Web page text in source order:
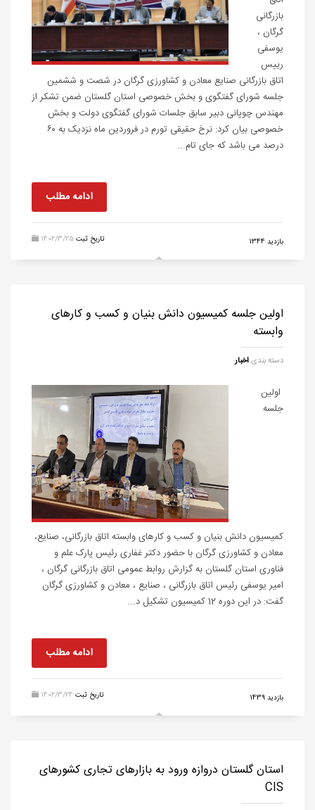
بازرگانی
گرگان ،
یوسفی
رییس
اتاق بازرگانی صنایع معادن و کشاورزی گرگان در شصت و ششمین
جلسه شورای گفتگوی و بخش خصوصی استان گلستان ضمن تشکر از
مهندس چوپانی دبیر سابق جلسات شورای گفتگوی دولت و بخش
خصوصی بیان کرد: نرخ حقیقی تورم در فروردین ماه نزدیک به ۶۰
درصد می باشد که جای تام...
ادامه مطلب
1402/3/25تاریخ ثبت بازدید 1344
اولین جلسه کمیسیون دانش بنیان و کسب و کارهای
وابسته
دسته بندیاخبار
اولین
جلسه
کمیسیون دانش بنیان و کسب و کارهای وابسته اتاق بازرگانی، صنایع،
معادن و کشاورزی گرگان با حضور دکتر غفاری رئیس پارک علم و
فناوری استان گلستان به گزارش روابط عمومی اتاق بازرگانی گرگان ،
امیر یوسفی رئیس اتاق بازرگانی ، صنایع ، معادن و کشاورزی گرگان
گفت: در این دوره 12 کمیسیون تشکیل د...
ادامه مطلب
1402/3/24 تاریخ ثبت بازدید 1439
استان گلستان دروازه ورود به بازارهای تجاری کشورهای
CIS